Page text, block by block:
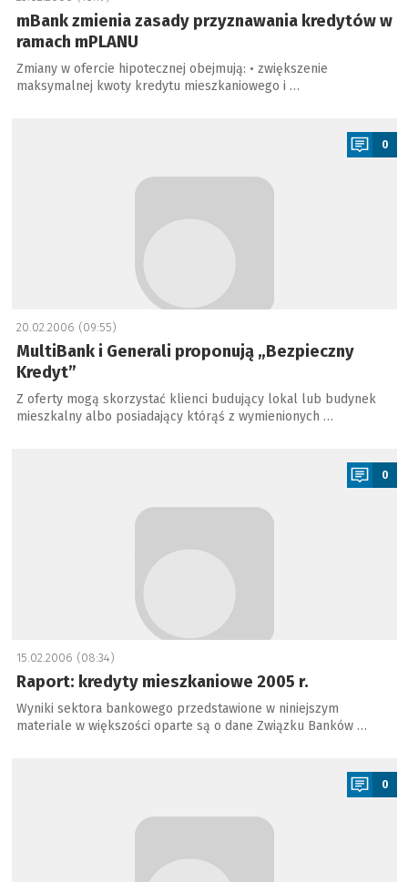
mBank zmienia zasady przyznawania kredytów w
ramach mPLANU
Zmiany w ofercie hipotecznej obejmują: • zwiększenie
maksymalnej kwoty kredytu mieszkaniowego i …
0
20.02.2006 (09:55)
MultiBank i Generali proponują „Bezpieczny
Kredyt”
Z oferty mogą skorzystać klienci budujący lokal lub budynek
mieszkalny albo posiadający którąś z wymienionych …
0
15.02.2006 (08:34)
Raport: kredyty mieszkaniowe 2005 r.
Wyniki sektora bankowego przedstawione w niniejszym
materiale w większości oparte są o dane Związku Banków …
0